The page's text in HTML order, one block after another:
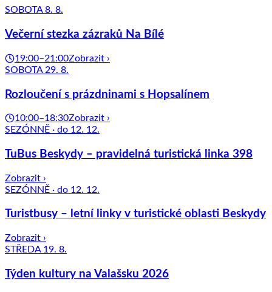
SOBOTA 8. 8.
Večerní stezka zázraků Na Bílé
19:00–21:00Zobrazit ›
SOBOTA 29. 8.
Rozloučení s prázdninami s Hopsalínem
10:00–18:30Zobrazit ›
SEZÓNNĚ · do 12. 12.
TuBus Beskydy – pravidelná turistická linka 398
Zobrazit ›
SEZÓNNĚ · do 12. 12.
Turistbusy – letní linky v turistické oblasti Beskydy
Zobrazit ›
STŘEDA 19. 8.
Týden kultury na Valašsku 2026